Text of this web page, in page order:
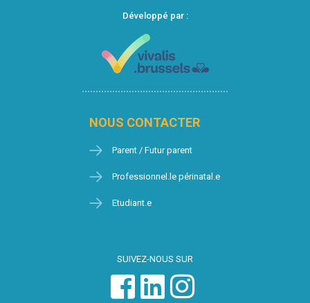
Développé par :
NOUS CONTACTER
Parent / Futur parent
Professionnel.le périnatal.e
Etudiant.e
SUIVEZ-NOUS SUR